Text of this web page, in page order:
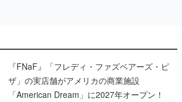
『FNaF』「フレディ・ファズベアーズ・ピ
ザ」の実店舗がアメリカの商業施設
「American Dream」に2027年オープン！